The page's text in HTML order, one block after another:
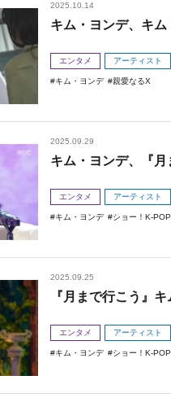
2025.10.14
キム・ヨンデ、キ
エンタメ アーティスト
キム・ヨンデ 親愛なるX
2025.09.29
キム・ヨンデ、『月
エンタメ アーティスト
キム・ヨンデ ショー！K-
2025.09.25
『月まで行こう』
エンタメ アーティスト
キム・ヨンデ ショー！K-